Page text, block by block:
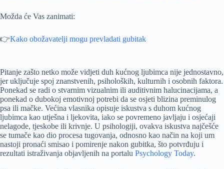
Možda će Vas zanimati:
👉Kako obožavatelji mogu prevladati gubitak
Pitanje zašto netko može vidjeti duh kućnog ljubimca nije jednostavno,
jer uključuje spoj znanstvenih, psiholoških, kulturnih i osobnih faktora.
Ponekad se radi o stvarnim vizualnim ili auditivnim halucinacijama, a
ponekad o dubokoj emotivnoj potrebi da se osjeti blizina preminulog
psa ili mačke. Većina vlasnika opisuje iskustva s duhom kućnog
ljubimca kao utješna i ljekovita, iako se povremeno javljaju i osjećaji
nelagode, tjeskobe ili krivnje. U psihologiji, ovakva iskustva najčešće
se tumače kao dio procesa tugovanja, odnosno kao način na koji um
nastoji pronaći smisao i pomirenje nakon gubitka, što potvrđuju i
rezultati istraživanja objavljenih na portalu Psychology Today.